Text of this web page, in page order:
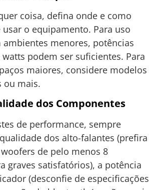
coisa, defina onde e como
o equipamento. Para uso
menores, potências
watts podem ser suficientes. Para
maiores, considere modelos
ou mais.
dos Componentes
de performance, sempre
dos alto-falantes (prefira
de pelo menos 8
graves satisfatórios), a potência
(desconfie de especificações